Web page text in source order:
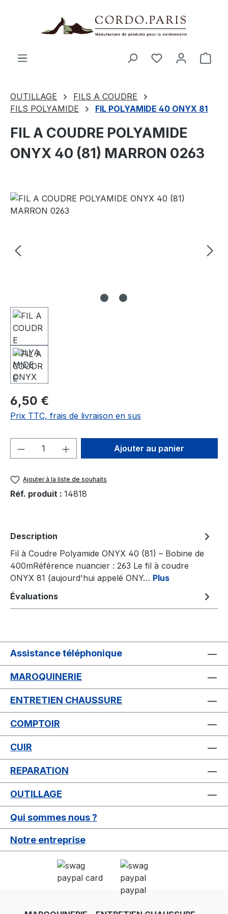
Le
OUTILLAGE
FILS A COUDRE
FILS POLYAMIDE
FIL POLYAMIDE 40 ONYX 81
FIL A COUDRE POLYAMIDE
ONYX 40 (81) MARRON 0263
Ignorer la galerie d'images
6,50 €
Prix TTC, frais de livraison en sus
Quantité de produit : Entrez la
Ajouter au panier
Ajouter à la liste de souhaits
Réf. produit : 14818
Description
Fil à Coudre Polyamide ONYX 40 (81) – Bobine de
400mRéférence nuancier : 263 Le fil à coudre
ONYX 81 (aujourd'hui appelé ONY… Plus
Évaluations
Assistance téléphonique
MAROQUINERIE
ENTRETIEN CHAUSSURE
COMPTOIR
CUIR
REPARATION
OUTILLAGE
Qui sommes nous ?
Notre entreprise